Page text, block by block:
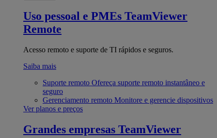
Uso pessoal e PMEs TeamViewer
Remote
Acesso remoto e suporte de TI rápidos e seguros.
Saiba mais
Suporte remoto Ofereça suporte remoto instantâneo e
seguro
Gerenciamento remoto Monitore e gerencie dispositivos
Ver planos e preços
Grandes empresas TeamViewer